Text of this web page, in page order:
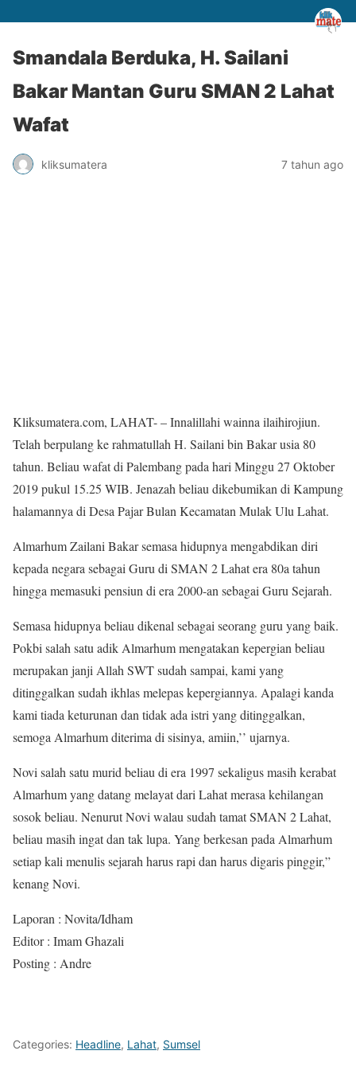
Smandala Berduka, H. Sailani
Bakar Mantan Guru SMAN 2 Lahat
Wafat
kliksumatera 7 tahun ago
Kliksumatera.com, LAHAT- – Innalillahi wainna ilaihirojiun.
Telah berpulang ke rahmatullah H. Sailani bin Bakar usia 80
tahun. Beliau wafat di Palembang pada hari Minggu 27 Oktober
2019 pukul 15.25 WIB. Jenazah beliau dikebumikan di Kampung
halamannya di Desa Pajar Bulan Kecamatan Mulak Ulu Lahat.
Almarhum Zailani Bakar semasa hidupnya mengabdikan diri
kepada negara sebagai Guru di SMAN 2 Lahat era 80a tahun
hingga memasuki pensiun di era 2000-an sebagai Guru Sejarah.
Semasa hidupnya beliau dikenal sebagai seorang guru yang baik.
Pokbi salah satu adik Almarhum mengatakan kepergian beliau
merupakan janji Allah SWT sudah sampai, kami yang
ditinggalkan sudah ikhlas melepas kepergiannya. Apalagi kanda
kami tiada keturunan dan tidak ada istri yang ditinggalkan,
semoga Almarhum diterima di sisinya, amiin,’’ ujarnya.
Novi salah satu murid beliau di era 1997 sekaligus masih kerabat
Almarhum yang datang melayat dari Lahat merasa kehilangan
sosok beliau. Nenurut Novi walau sudah tamat SMAN 2 Lahat,
beliau masih ingat dan tak lupa. Yang berkesan pada Almarhum
setiap kali menulis sejarah harus rapi dan harus digaris pinggir,”
kenang Novi.
Laporan : Novita/Idham
Editor : Imam Ghazali
Posting : Andre
Categories: Headline, Lahat, Sumsel